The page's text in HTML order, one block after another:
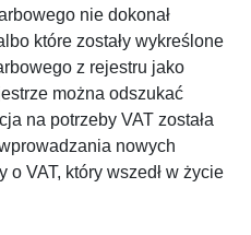
nie dokonał
które zostały wykreślone
z rejestru jako
można odszukać
na potrzeby VAT została
nowych
o VAT, który wszedł w życie